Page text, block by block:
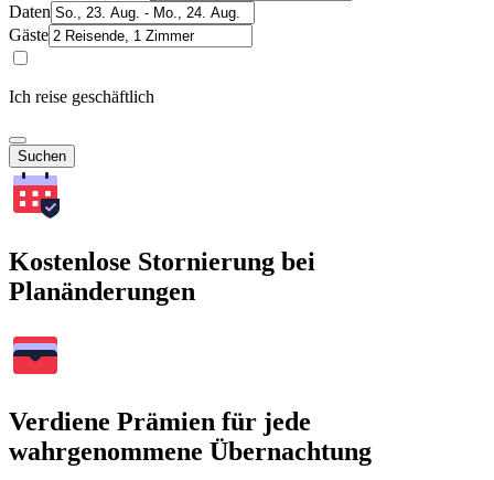
Daten
Gäste
Ich reise geschäftlich
Suchen
Kostenlose Stornierung bei
Planänderungen
Verdiene Prämien für jede
wahrgenommene Übernachtung